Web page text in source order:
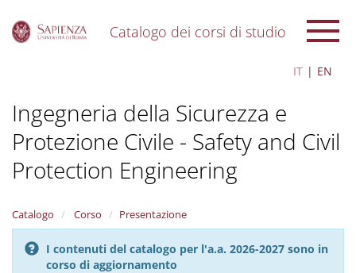
Catalogo dei corsi di studio
IT EN
Ingegneria della Sicurezza e
Protezione Civile - Safety and Civil
Protection Engineering
Catalogo Corso Presentazione
I contenuti del catalogo per l'a.a. 2026-2027 sono in
corso di aggiornamento